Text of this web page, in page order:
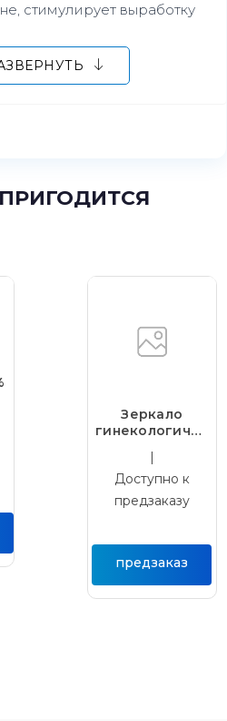
стимулирует выработку
липидный барьер и
Зеркало
гинекологичес
стерильное
однократного
применения с
центральным
фиксатором, S
|
Доступно к
предзаказу
предзаказ